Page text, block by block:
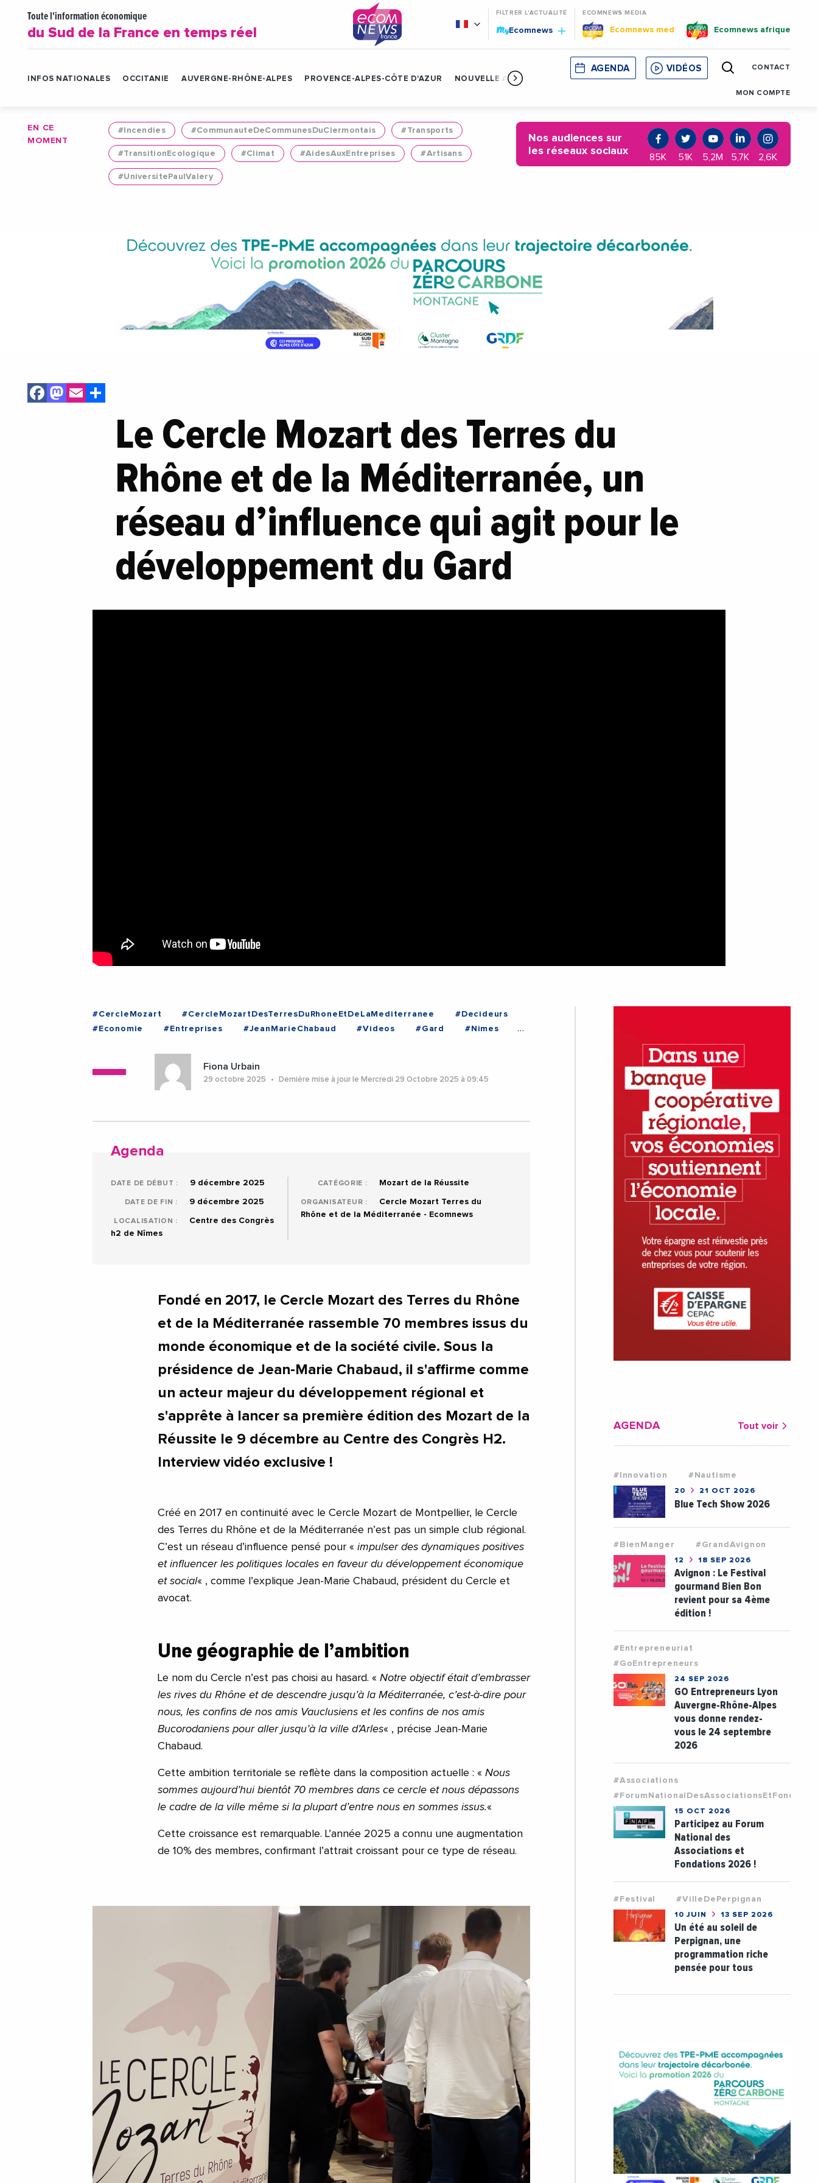
Toute l'information économique
du Sud de la France en temps réel
FILTRER L'ACTUALITÉ
MyEcomnews
ECOMNEWS MEDIA
Ecomnews med Ecomnews afrique
INFOS NATIONALES OCCITANIE AUVERGNE-RHÔNE-ALPES PROVENCE-ALPES-CÔTE D'AZUR NOUVELLE AQUITAINE CORSE MONACO CATALOGNE
AGENDA VIDÉOS CONTACT
MON COMPTE
EN CE
MOMENT
#Incendies #CommunauteDeCommunesDuClermontais #Transports
#TransitionEcologique #Climat #AidesAuxEntreprises #Artisans
#UniversitePaulValery
Nos audiences sur
les réseaux sociaux
85K 51K 5,2M 5,7K 2,6K
Facebook
Mastodon
Email
Le Cercle Mozart des Terres du
Rhône et de la Méditerranée, un
réseau d’influence qui agit pour le
développement du Gard
#CercleMozart #CercleMozartDesTerresDuRhoneEtDeLaMediterranee
#Decideurs
#Economie
#Entreprises #JeanMarieChabaud #Videos #Gard
#Nimes
Fiona Urbain
29 octobre 2025 Dernière mise à jour le Mercredi 29 Octobre 2025 à 09:45
Agenda
DATE DE DÉBUT : 9 décembre 2025
DATE DE FIN : 9 décembre 2025
LOCALISATION :
Centre des Congrès
h2 de Nîmes
CATÉGORIE : Mozart de la Réussite
ORGANISATEUR :
Cercle Mozart Terres du
Rhône et de la Méditerranée - Ecomnews
Fondé en 2017, le Cercle Mozart des Terres du Rhône
et de la Méditerranée rassemble 70 membres issus du
monde économique et de la société civile. Sous la
présidence de Jean-Marie Chabaud, il s'affirme comme
un acteur majeur du développement régional et
s'apprête à lancer sa première édition des Mozart de la
Réussite le 9 décembre au Centre des Congrès H2.
Interview vidéo exclusive !
Créé en 2017 en continuité avec le Cercle Mozart de Montpellier, le Cercle
des Terres du Rhône et de la Méditerranée n’est pas un simple club régional.
C’est un réseau d’influence pensé pour « impulser des dynamiques positives
et influencer les politiques locales en faveur du développement économique
et social« , comme l’explique Jean-Marie Chabaud, président du Cercle et
avocat.
Une géographie de l’ambition
Le nom du Cercle n’est pas choisi au hasard. « Notre objectif était d’embrasser
les rives du Rhône et de descendre jusqu’à la Méditerranée, c’est-à-dire pour
nous, les confins de nos amis Vauclusiens et les confins de nos amis
Bucorodaniens pour aller jusqu’à la ville d’Arles« , précise Jean-Marie
Chabaud.
Cette ambition territoriale se reflète dans la composition actuelle : « Nous
sommes aujourd’hui bientôt 70 membres dans ce cercle et nous dépassons
le cadre de la ville même si la plupart d’entre nous en sommes issus.«
Cette croissance est remarquable. L’année 2025 a connu une augmentation
de 10% des membres, confirmant l’attrait croissant pour ce type de réseau.
AGENDA Tout voir
#Innovation #Nautisme
20 21 OCT 2026
Blue Tech Show 2026
#BienManger #GrandAvignon
12 18 SEP 2026
Avignon : Le Festival
gourmand Bien Bon
revient pour sa 4ème
édition !
#Entrepreneuriat
#GoEntrepreneurs
24 SEP 2026
GO Entrepreneurs Lyon
Auvergne-Rhône-Alpes
vous donne rendez-
vous le 24 septembre
2026
#Associations
15 OCT 2026
Participez au Forum
National des
Associations et
Fondations 2026 !
#Festival #VilleDePerpignan
10 JUIN 13 SEP 2026
Un été au soleil de
Perpignan, une
programmation riche
pensée pour tous